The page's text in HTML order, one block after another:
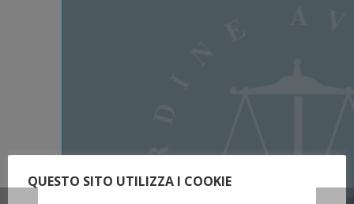
QUESTO SITO UTILIZZA I COOKIE